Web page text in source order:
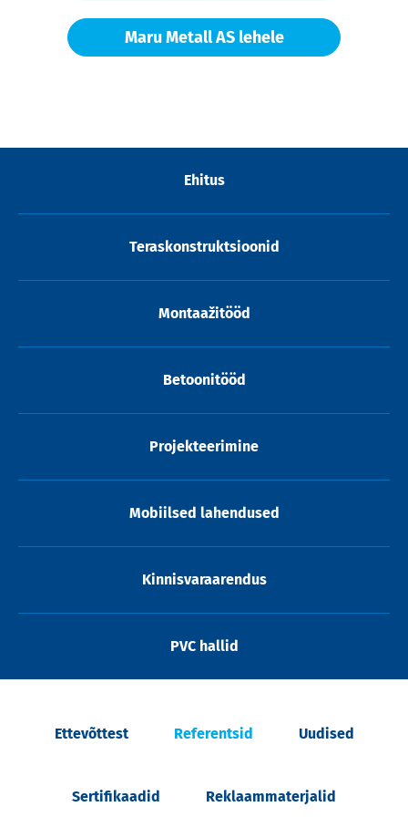
Maru Metall AS lehele
Ehitus
Teraskonstruktsioonid
Montaažitööd
Betoonitööd
Projekteerimine
Mobiilsed lahendused
Kinnisvaraarendus
PVC hallid
Ettevõttest Referentsid Uudised
Sertifikaadid Reklaammaterjalid